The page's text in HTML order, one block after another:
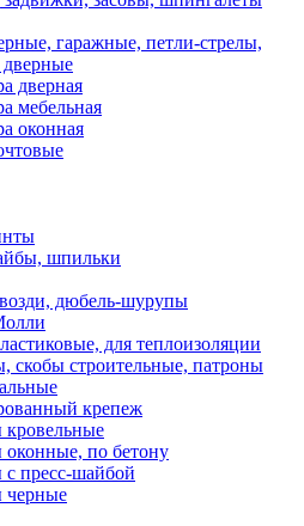
гаражные, петли-стрелы,
дверная
мебельная
оконная
шпильки
дюбель-шурупы
для теплоизоляции
скобы строительные, патроны
крепеж
кровельные
оконные, по бетону
пресс-шайбой
черные